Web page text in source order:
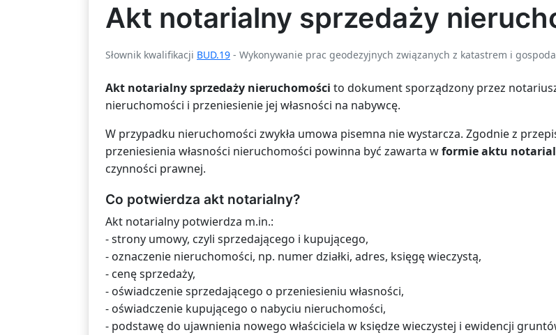
Akt notarialny sprzedaży
Słownik kwalifikacji BUD.19 - Wykonywanie prac geodezyjnych związanych z katastrem i
Akt notarialny sprzedaży nieruchomości to dokument sporządzony przez
nieruchomości i przeniesienie jej własności na nabywcę.
W przypadku nieruchomości zwykła umowa pisemna nie wystarcza. Zgodnie z
przeniesienia własności nieruchomości powinna być zawarta wformie aktu
czynności prawnej.
Co potwierdza akt notarialny?
Akt notarialny potwierdza m.in.:
- strony umowy, czyli sprzedającego i kupującego,
- oznaczenie nieruchomości, np. numer działki, adres, księgę wieczystą,
- cenę sprzedaży,
- oświadczenie sprzedającego o przeniesieniu własności,
- oświadczenie kupującego o nabyciu nieruchomości,
- podstawę do ujawnienia nowego właściciela w księdze wieczystej i ewidencji